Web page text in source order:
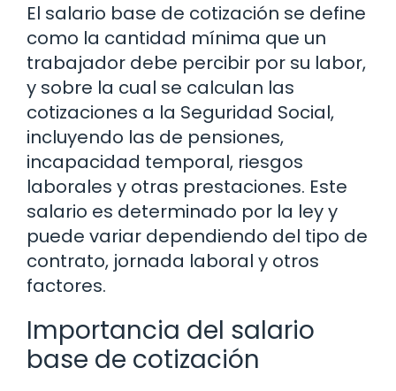
El salario base de cotización se define
como la cantidad mínima que un
trabajador debe percibir por su labor,
y sobre la cual se calculan las
cotizaciones a la Seguridad Social,
incluyendo las de pensiones,
incapacidad temporal, riesgos
laborales y otras prestaciones. Este
salario es determinado por la ley y
puede variar dependiendo del tipo de
contrato, jornada laboral y otros
factores.
Importancia del salario
base de cotización